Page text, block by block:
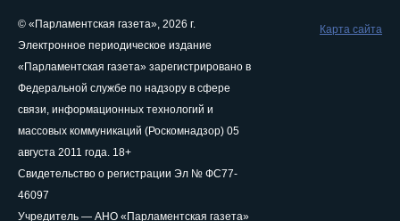
© «Парламентская газета», 2026 г.
Электронное периодическое издание
«Парламентская газета» зарегистрировано в
Федеральной службе по надзору в сфере
связи, информационных технологий и
массовых коммуникаций (Роскомнадзор) 05
августа 2011 года. 18+
Свидетельство о регистрации Эл № ФС77-
46097
Учредитель — АНО «Парламентская газета»
Карта сайта